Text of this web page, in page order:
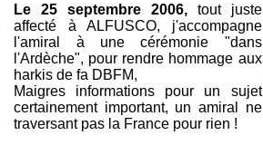
Le 25 septembre 2006,tout juste
affecté à ALFUSCO, j'accompagne
l'amiral à une cérémonie "dans
l'Ardèche", pour rendre hommage aux
harkis de fa DBFM,
Maigres informations pour un sujet
certainement important, un amiral ne
traversant pas la France pour rien !